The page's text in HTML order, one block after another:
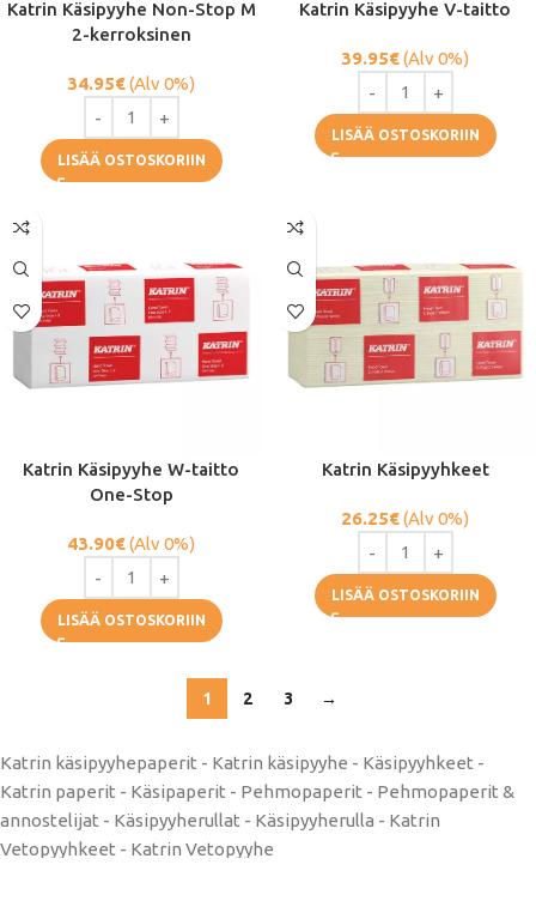
Katrin Käsipyyhe Non-Stop M
2-kerroksinen
34.95€(Alv 0%)
LISÄÄ OSTOSKORIIN
Katrin Käsipyyhe V-taitto
39.95€(Alv 0%)
LISÄÄ OSTOSKORIIN
Katrin Käsipyyhe W-taitto
One-Stop
43.90€(Alv 0%)
LISÄÄ OSTOSKORIIN
Katrin Käsipyyhkeet
26.25€(Alv 0%)
LISÄÄ OSTOSKORIIN
1 2 3 →
Katrin käsipyyhepaperit - Katrin käsipyyhe - Käsipyyhkeet -
Katrin paperit - Käsipaperit - Pehmopaperit - Pehmopaperit &
annostelijat - Käsipyyherullat - Käsipyyherulla - Katrin
Vetopyyhkeet - Katrin Vetopyyhe